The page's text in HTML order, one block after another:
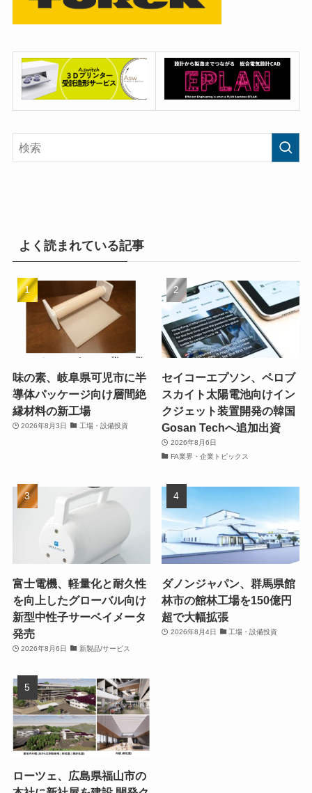
よく読まれている記事
味の素、岐阜県可児市に半
導体パッケージ向け層間絶
縁材料の新工場
2026年8月3日 工場・設備投資
セイコーエプソン、ペロブ
スカイト太陽電池向けイン
クジェット装置開発の韓国
Gosan Techへ追加出資
2026年8月6日
FA業界・企業トピックス
富士電機、軽量化と耐久性
を向上したグローバル向け
新型中性子サーベイメータ
発売
2026年8月6日 新製品/サービス
ダノンジャパン、群馬県館
林市の館林工場を150億円
超で大幅拡張
2026年8月4日 工場・設備投資
ローツェ、広島県福山市の